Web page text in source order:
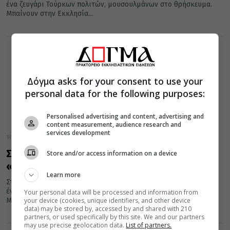
ένα ζευγάρι Τούρκων πολιτών, μουσουλμάνων στο θρήσκευμα.
Μπαίνουν στην Εκκλησία...
18 Νοεμβρίου 2018
Συνταρακτικό σύγχρονο θαύμα της Παναγίας
«Αγία Σιών» σε Τουρκόπουλο!
Στις 15 Σεπτεμβρίου 2016 επισκέπτεται την Αγιάσο της Λέσβου
ένα ζευγάρι Τούρκων πολιτών, μουσουλμάνων στο θρήσκευμα.
Μπαίνουν στην Εκκλησία...
Δόγμα asks for your consent to use your
personal data for the following purposes:
Personalised advertising and content, advertising and
content measurement, audience research and
services development
Store and/or access information on a device
Learn more
Your personal data will be processed and information from
your device (cookies, unique identifiers, and other device
data) may be stored by, accessed by and shared with 210
partners, or used specifically by this site. We and our partners
may use precise geolocation data. List of partners.